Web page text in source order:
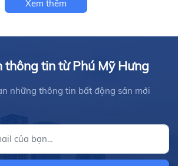
Xem thêm
tin từ Phú Mỹ Hưng
những thông tin bất động sản mới